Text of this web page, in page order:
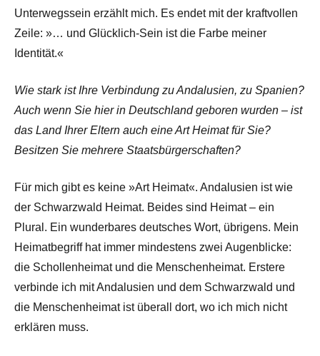
Unterwegssein erzählt mich. Es endet mit der kraftvollen
Zeile: »… und Glücklich-Sein ist die Farbe meiner
Identität.«
Wie stark ist Ihre Verbindung zu Andalusien, zu Spanien?
Auch wenn Sie hier in Deutschland geboren wurden – ist
das Land Ihrer Eltern auch eine Art Heimat für Sie?
Besitzen Sie mehrere Staatsbürgerschaften?
Für mich gibt es keine »Art Heimat«. Andalusien ist wie
der Schwarzwald Heimat. Beides sind Heimat – ein
Plural. Ein wunderbares deutsches Wort, übrigens. Mein
Heimatbegriff hat immer mindestens zwei Augenblicke:
die Schollenheimat und die Menschenheimat. Erstere
verbinde ich mit Andalusien und dem Schwarzwald und
die Menschenheimat ist überall dort, wo ich mich nicht
erklären muss.